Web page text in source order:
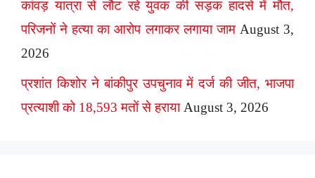
कांवड़ यात्रा से लौट रहे युवक की सड़क हादसे में मौत,
परिजनों ने हत्या का आरोप लगाकर लगाया जाम August 3,
2026
प्रशांत किशोर ने बांकीपुर उपचुनाव में दर्ज की जीत, भाजपा
प्रत्याशी को 18,593 मतों से हराया August 3, 2026